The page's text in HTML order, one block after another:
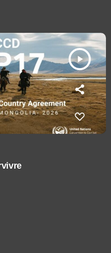
play_arrow